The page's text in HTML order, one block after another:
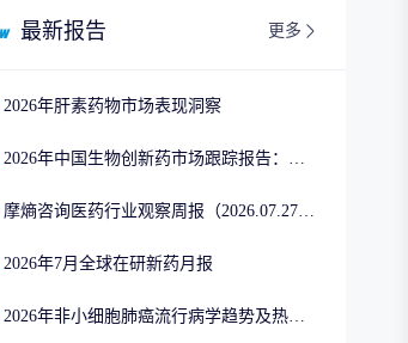
最新报告 更多
2026年肝素药物市场表现洞察
2026年中国生物创新药市场跟踪报告：司美格鲁肽2025年四季度市场回顾
摩熵咨询医药行业观察周报（2026.07.27-2026.08.02）
2026年7月全球在研新药月报
2026年非小细胞肺癌流行病学趋势及热门靶点药物市场表现洞察